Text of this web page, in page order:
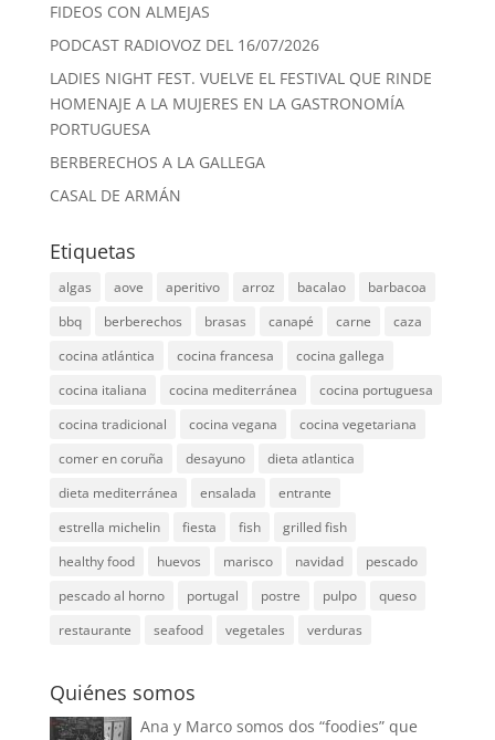
FIDEOS CON ALMEJAS
PODCAST RADIOVOZ DEL 16/07/2026
LADIES NIGHT FEST. VUELVE EL FESTIVAL QUE RINDE
HOMENAJE A LA MUJERES EN LA GASTRONOMÍA
PORTUGUESA
BERBERECHOS A LA GALLEGA
CASAL DE ARMÁN
Etiquetas
algas aove aperitivo arroz bacalao
barbacoa
bbq
berberechos brasas canapé carne
caza
cocina atlántica
cocina francesa
cocina gallega
cocina italiana
cocina mediterránea
cocina portuguesa
cocina tradicional
cocina vegana
cocina vegetariana
comer en coruña
desayuno
dieta atlantica
dieta mediterránea
ensalada
entrante
estrella michelin
fiesta fish
grilled fish
healthy food
huevos marisco navidad
pescado
pescado al horno
portugal postre pulpo
queso
restaurante
seafood vegetales verduras
Quiénes somos
Ana y Marco somos dos “foodies” que